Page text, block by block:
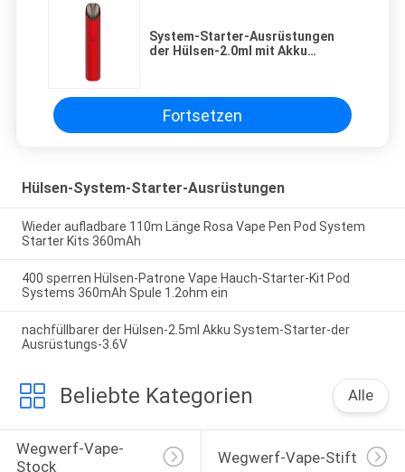
System-Starter-Ausrüstungen
der Hülsen-2.0ml mit Akku
Fortsetzen
Hülsen-System-Starter-Ausrüstungen
Wieder aufladbare 110m Länge Rosa Vape Pen Pod System
Starter Kits 360mAh
400 sperren Hülsen-Patrone Vape Hauch-Starter-Kit Pod
Systems 360mAh Spule 1.2ohm ein
nachfüllbarer der Hülsen-2.5ml Akku System-Starter-der
Ausrüstungs-3.6V
Beliebte Kategorien Alle
Wegwerf-Vape-
Stock
Wegwerf-Vape-Stift